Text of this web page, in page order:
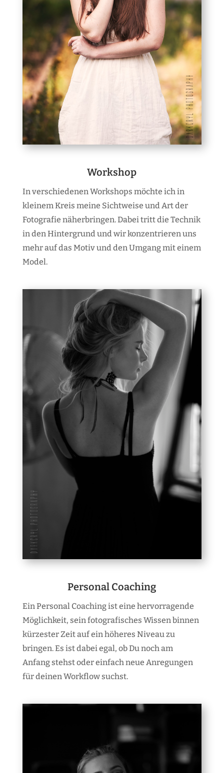
Workshop
In verschiedenen Workshops möchte ich in
kleinem Kreis meine Sichtweise und Art der
Fotografie näherbringen. Dabei tritt die Technik
in den Hintergrund und wir konzentrieren uns
mehr auf das Motiv und den Umgang mit einem
Model.
Personal Coaching
Ein Personal Coaching ist eine hervorragende
Möglichkeit, sein fotografisches Wissen binnen
kürzester Zeit auf ein höheres Niveau zu
bringen. Es ist dabei egal, ob Du noch am
Anfang stehst oder einfach neue Anregungen
für deinen Workflow suchst.